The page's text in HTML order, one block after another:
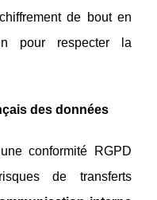
de bout en
pour respecter la
des données
conformité RGPD
de transferts